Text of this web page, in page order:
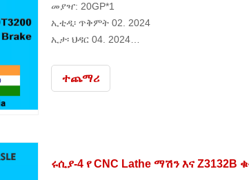
መያዣ: 20GP*1
ኢቲዲ፡ ጥቅምት 02. 2024
ኢታ፡ ህዳር 04. 2024
መርከብ፡ ዩ ፉ 666 B374E
ተጨማሪ
ሩሲያ-4 የ CNC Lathe ማሽን እና Z3132B